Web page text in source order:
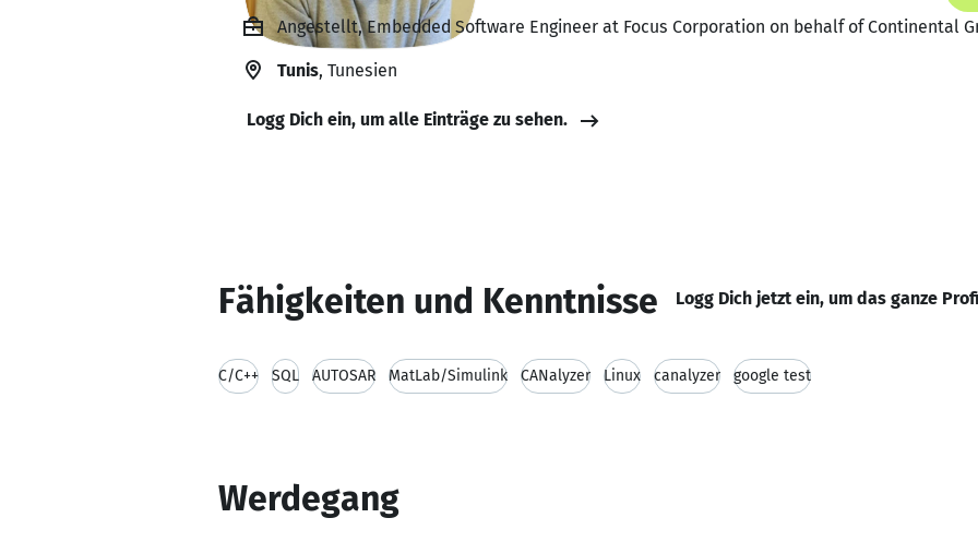
Angestellt, Embedded Software Engineer at Focus Corporation on behalf of Continental
Tunis, Tunesien
Logg Dich ein, um alle Einträge zu sehen.
Fähigkeiten und Kenntnisse Logg Dich jetzt ein, um das ganze
C/C++ SQL AUTOSAR MatLab/Simulink CANalyzer Linux canalyzer google test
Werdegang